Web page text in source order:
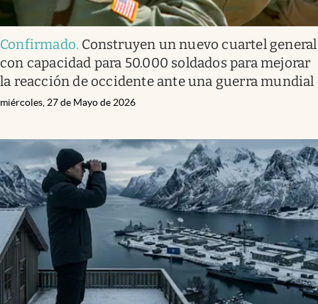
Confirmado. Construyen un nuevo cuartel general
con capacidad para 50.000 soldados para mejorar
la reacción de occidente ante una guerra mundial
miércoles, 27 de Mayo de 2026